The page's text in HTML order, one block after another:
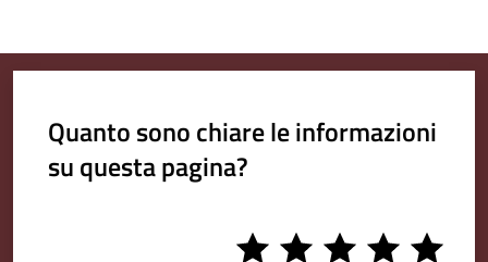
Quanto sono chiare le informazioni
su questa pagina?
5
4
3
2
1